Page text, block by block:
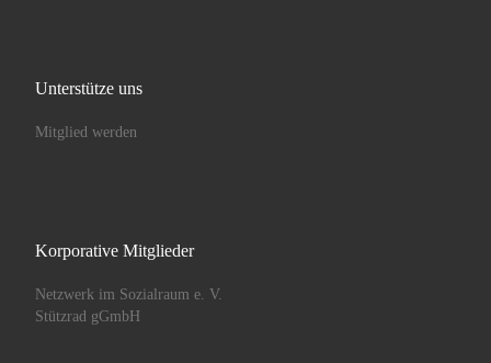
Unterstütze uns
Mitglied werden
Korporative Mitglieder
Netzwerk im Sozialraum e. V.
Stützrad gGmbH